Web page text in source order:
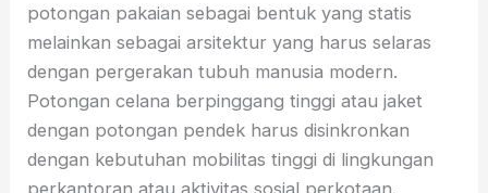
potongan pakaian sebagai bentuk yang statis
melainkan sebagai arsitektur yang harus selaras
dengan pergerakan tubuh manusia modern.
Potongan celana berpinggang tinggi atau jaket
dengan potongan pendek harus disinkronkan
dengan kebutuhan mobilitas tinggi di lingkungan